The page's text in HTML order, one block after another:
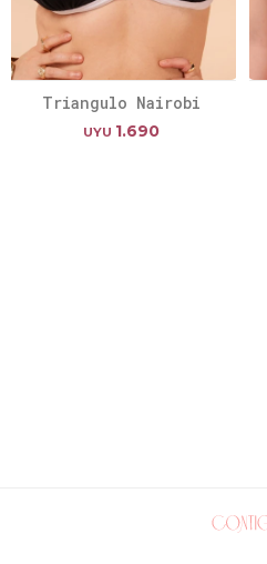
Triangulo Nairobi
UYU 1.690